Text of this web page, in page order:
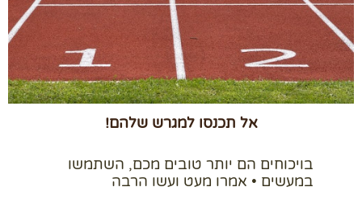
אל תכנסו למגרש שלהם!
בויכוחים הם יותר טובים מכם, השתמשו
במעשים • אמרו מעט ועשו הרבה